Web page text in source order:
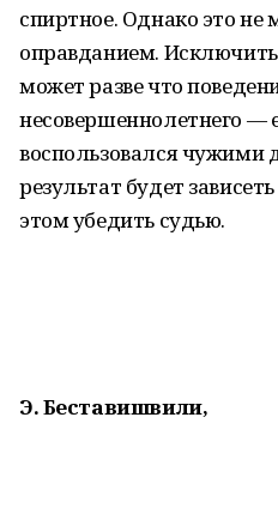
спиртное. Однако это
оправданием. Исключить
может разве что
несовершеннолетнего —
воспользовался чужими
результат будет
этом убедить судью.
Э. Беставишвили,